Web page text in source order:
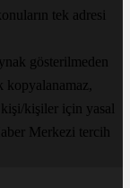
tek adresi
gösterilmeden
kopyalanamaz,
kişi/kişiler için yasal
Merkezi tercih